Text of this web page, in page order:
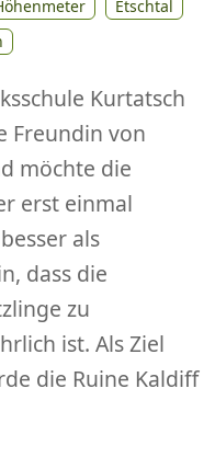
Etschtal
Kurtatsch
Freundin von
möchte die
erst einmal
als
dass die
zu
ist. Als Ziel
die Ruine Kaldiff